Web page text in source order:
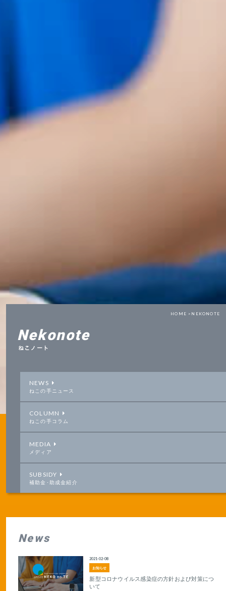
HOME > NEKONOTE
Nekonote
ねこノート
NEWS
ねこの手ニュース
COLUMN
ねこの手コラム
MEDIA
メディア
SUBSIDY
補助金･助成金紹介
News
お知らせ
2021-02-08
新型コロナウイルス感染症の方針および対策につ
いて